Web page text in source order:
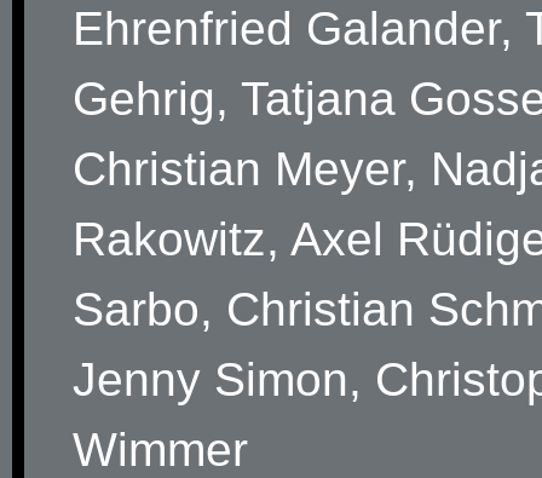
Ehrenfried Galander,
Gehrig, Tatjana
Christian Meyer,
Rakowitz, Axel
Sarbo, Christian
Jenny Simon,
Wimmer